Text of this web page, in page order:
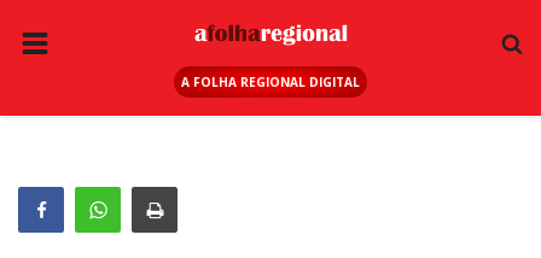
A FOLHA REGIONAL DIGITAL
ANUNCIE AQUI
ESPORTE